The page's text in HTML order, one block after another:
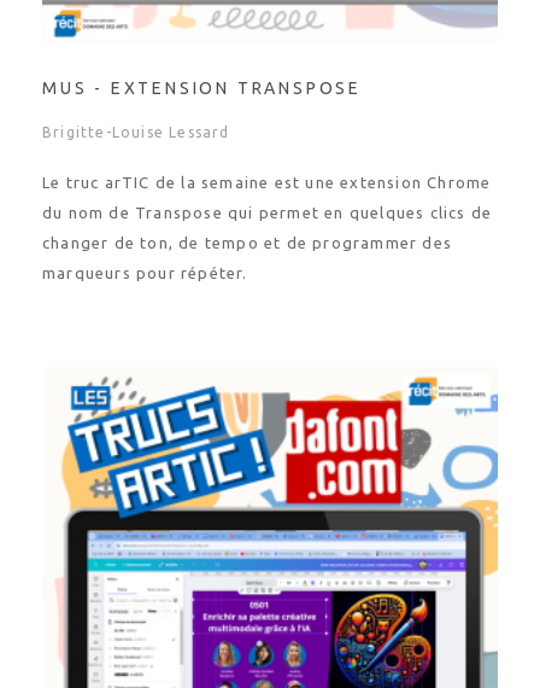
MUS - EXTENSION TRANSPOSE
Brigitte-Louise Lessard
Le truc arTIC de la semaine est une extension Chrome
du nom de Transpose qui permet en quelques clics de
changer de ton, de tempo et de programmer des
marqueurs pour répéter.